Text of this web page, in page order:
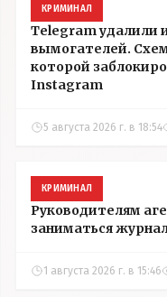
КРИМИНАЛ
Telegram удалили
вымогателей.
которой
Instagram
5 августа 2026 г. в 18:54
КРИМИНАЛ
Руководителям
заниматься
1 августа 2026 г. в 15:46